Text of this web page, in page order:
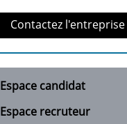
Contactez l'entreprise
Espace candidat
Espace recruteur